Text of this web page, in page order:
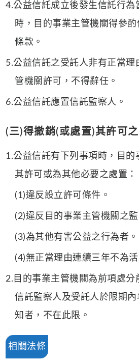
4.公益信託成立後發生信託行為
時，目的事業主管機關得參
條款。
5.公益信託之受託人非有正當理
管機關許可，不得辭任。
6.公益信託應置信託監察人。
(三)得撤銷(或處置)其許可之
1.公益信託有下列事項時，目的
其許可或為其他必要之處置：
(1)違反設立許可條件。
(2)違反目的事業主管機關之監
(3)為其他有害公益之行為者。
(4)無正當理由連續三年不為活
2.目的事業主管機關為前項處分
信託監察人及受託人於限期
知者，不在此限。
相關法條